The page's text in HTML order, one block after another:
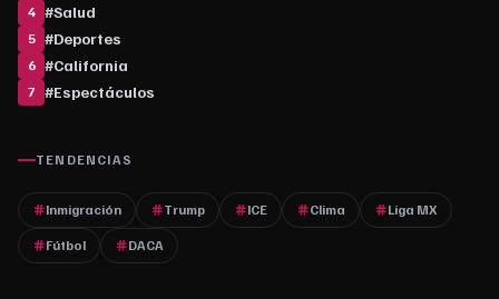
4 #Salud
5 #Deportes
6 #California
7 #Espectáculos
TENDENCIAS
Inmigración Trump ICE Clima Liga MX
Fútbol DACA